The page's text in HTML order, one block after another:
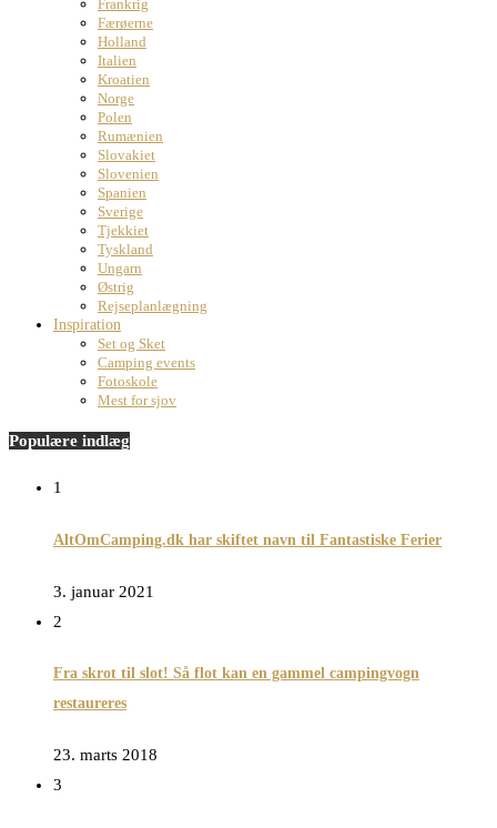
Frankrig
Færøerne
Holland
Italien
Kroatien
Norge
Polen
Rumænien
Slovakiet
Slovenien
Spanien
Sverige
Tjekkiet
Tyskland
Ungarn
Østrig
Rejseplanlægning
Inspiration
Set og Sket
Camping events
Fotoskole
Mest for sjov
Populære indlæg
1
AltOmCamping.dk har skiftet navn til Fantastiske Ferier
3. januar 2021
2
Fra skrot til slot! Så flot kan en gammel campingvogn
restaureres
23. marts 2018
3